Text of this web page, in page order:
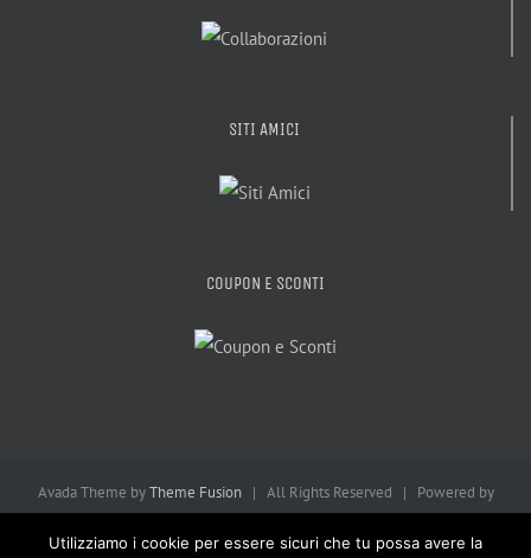
SITI AMICI
COUPON E SCONTI
Avada Theme byTheme Fusion| All Rights Reserved | Powered by
Utilizziamo i cookie per essere sicuri che tu possa avere la